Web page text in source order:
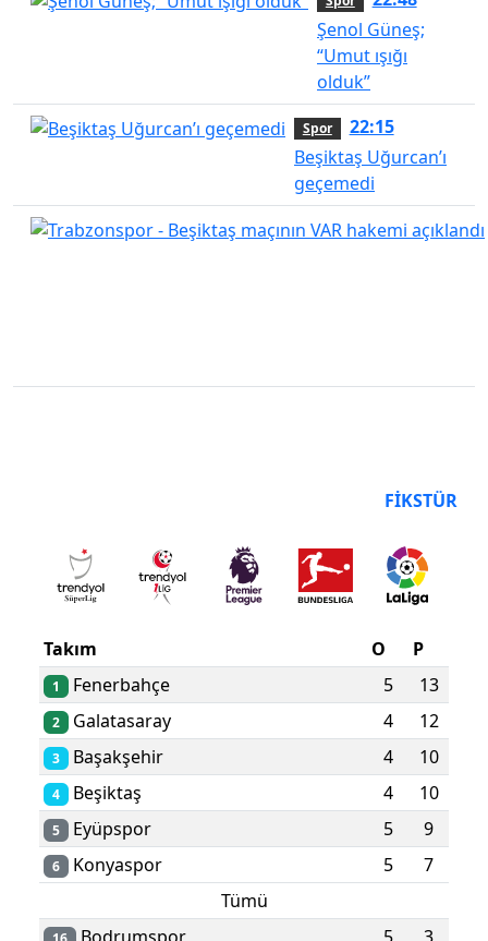
Şenol Güneş;
“Umut ışığı
olduk”
Spor
22:15
Beşiktaş Uğurcan’ı
geçemedi
FIKSTÜR
Takım O P
1 Fenerbahçe 5 13
2 Galatasaray 4 12
3 Başakşehir 4 10
4 Beşiktaş 4 10
5 Eyüpspor 5 9
6 Konyaspor 5
7
Tümü